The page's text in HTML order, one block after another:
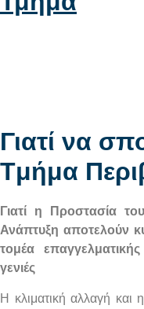
Γιατί να
Tμήμα
Γιατί η Προστασία
Ανάπτυξη αποτελούν
τομέα
γενιές
Η κλιματική αλλαγή και